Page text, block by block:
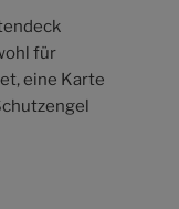
für
eine Karte